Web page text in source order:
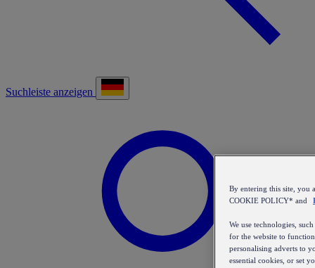
Suchleiste anzeigen
By entering this site, you
COOKIE POLICY* and
We use technologies,
for the website to
personalising adverts to
essential cookies, or set